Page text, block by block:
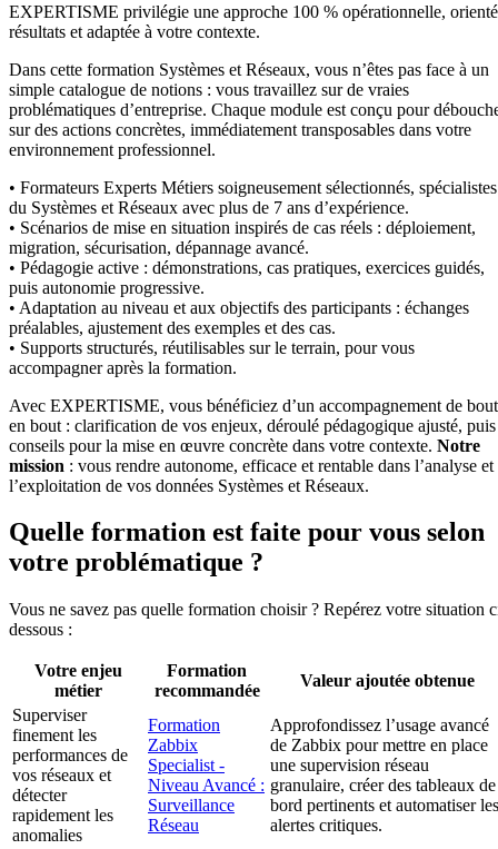
EXPERTISME privilégie une approche 100 % opérationnelle,
résultats et adaptée à votre contexte.
Dans cette formation Systèmes et Réseaux, vous n’êtes pas face à un
simple catalogue de notions : vous travaillez sur de vraies
problématiques d’entreprise. Chaque module est conçu pour
sur des actions concrètes, immédiatement transposables dans votre
environnement professionnel.
• Formateurs Experts Métiers soigneusement sélectionnés, spécialistes
du Systèmes et Réseaux avec plus de 7 ans d’expérience.
• Scénarios de mise en situation inspirés de cas réels : déploiement,
migration, sécurisation, dépannage avancé.
• Pédagogie active : démonstrations, cas pratiques, exercices guidés,
puis autonomie progressive.
• Adaptation au niveau et aux objectifs des participants : échanges
préalables, ajustement des exemples et des cas.
• Supports structurés, réutilisables sur le terrain, pour vous
accompagner après la formation.
Avec EXPERTISME, vous bénéficiez d’un accompagnement de bout
en bout : clarification de vos enjeux, déroulé pédagogique ajusté, puis
conseils pour la mise en œuvre concrète dans votre contexte. Notre
mission : vous rendre autonome, efficace et rentable dans l’analyse et
l’exploitation de vos données Systèmes et Réseaux.
Quelle formation est faite pour vous selon
votre problématique ?
Vous ne savez pas quelle formation choisir ? Repérez votre situation
dessous :
Votre enjeu
métier
Formation
recommandée
Valeur ajoutée obtenue
Superviser
finement les
performances de
vos réseaux et
détecter
rapidement les
anomalies
Formation
Zabbix
Specialist -
Niveau Avancé :
Surveillance
Réseau
Approfondissez l’usage avancé
de Zabbix pour mettre en place
une supervision réseau
granulaire, créer des tableaux de
bord pertinents et automatiser les
alertes critiques.